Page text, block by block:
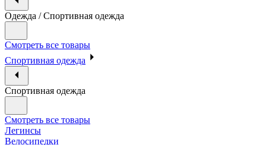
Одежда / Спортивная одежда
Смотреть все товары
Спортивная одежда
Спортивная одежда
Смотреть все товары
Легинсы
Велосипедки